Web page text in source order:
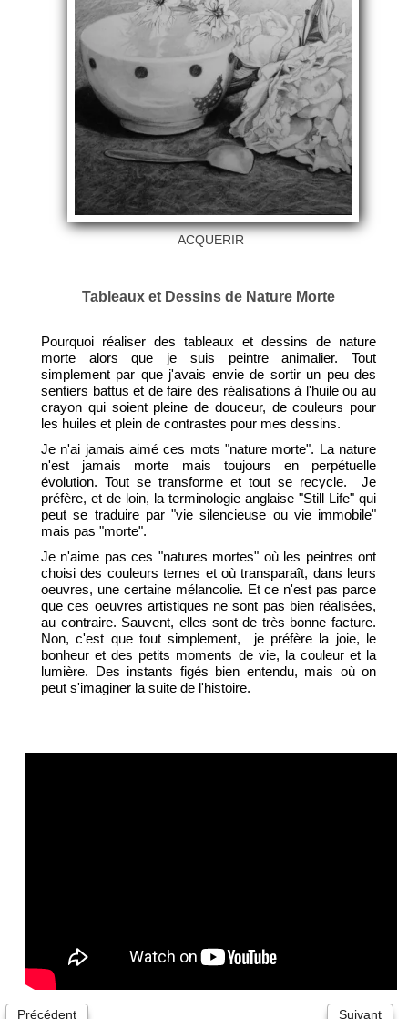
ACQUERIR
Tableaux et Dessins de Nature Morte
Pourquoi réaliser des tableaux et dessins de nature
morte alors que je suis peintre animalier. Tout
simplement par que j'avais envie de sortir un peu des
sentiers battus et de faire des réalisations à l'huile ou au
crayon qui soient pleine de douceur, de couleurs pour
les huiles et plein de contrastes pour mes dessins.
Je n'ai jamais aimé ces mots "nature morte". La nature
n'est jamais morte mais toujours en perpétuelle
évolution. Tout se transforme et tout se recycle. Je
préfère, et de loin, la terminologie anglaise "Still Life" qui
peut se traduire par "vie silencieuse ou vie immobile"
mais pas "morte".
Je n'aime pas ces "natures mortes" où les peintres ont
choisi des couleurs ternes et où transparaît, dans leurs
oeuvres, une certaine mélancolie. Et ce n'est pas parce
que ces oeuvres artistiques ne sont pas bien réalisées,
au contraire. Sauvent, elles sont de très bonne facture.
Non, c'est que tout simplement, je préfère la joie, le
bonheur et des petits moments de vie, la couleur et la
lumière. Des instants figés bien entendu, mais où on
peut s'imaginer la suite de l'histoire.
Précédent Suivant